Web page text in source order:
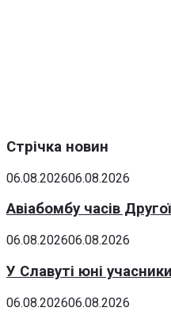
Стрічка новин
06.08.202606.08.2026
Авіабомбу часів
06.08.202606.08.2026
У Славуті юні
06.08.202606.08.2026